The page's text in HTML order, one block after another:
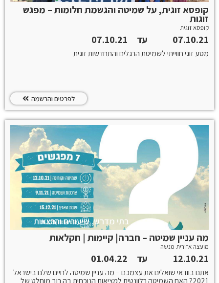
קופסא זוגית, על שמיטה והגשמת חלומות – מפגש
זוגות
קופסא זוגית
07.10.21 עד 07.10.21
מסע זוגי חווייתי לשמיטת הרגלים והתחדשות זוגית
לפרטים והרשמה
בתי מדרש, שיעורים והרצאות
מה עניין שמיטה – חברה| קיימות | חקלאות
מועצה אזורית מנשה
12.10.21 עד 01.04.22
אתם בוודאי שואלים את עצמכם – מה עניין שמיטה לחיים שלנו בישראל
2021? האם השמיטה רלוונטית למציאות הנוכחית בה רוב מוחלט של